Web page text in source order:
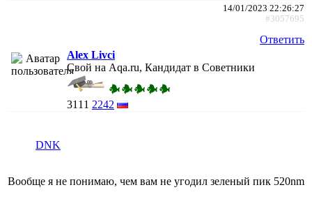
14/01/2023 22:26:27
#3057695
Ответить
Alex Livci
Свой на Aqa.ru, Кандидат в Советники
3111 2242
DNK
Вообще я не понимаю, чем вам не угодил зеленый пик 520nm